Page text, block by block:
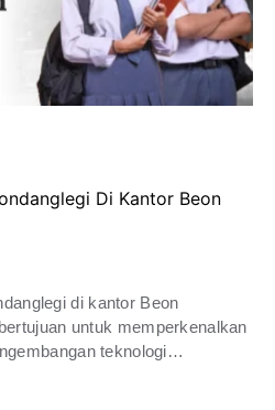
Di Kantor Beon
di kantor Beon
untuk memperkenalkan
teknologi…